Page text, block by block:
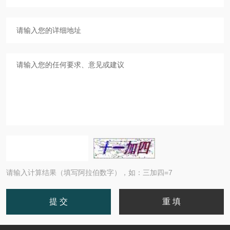
请输入计算结果（填写阿拉伯数字），如：三加四=7